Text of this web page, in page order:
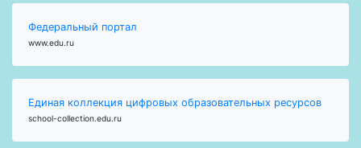
Федеральный портал
www.edu.ru
Единая коллекция цифровых образовательных ресурсов
school-collection.edu.ru